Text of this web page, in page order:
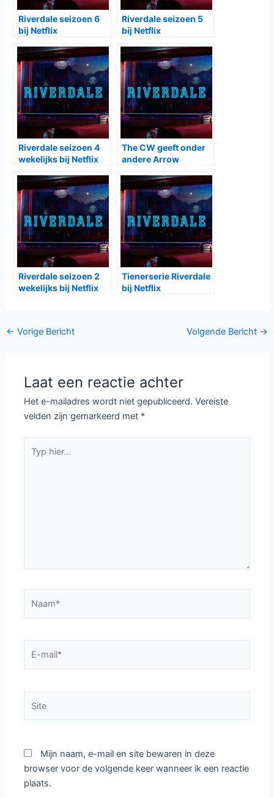
Riverdale seizoen 6
bij Netflix
Riverdale seizoen 5
bij Netflix
Riverdale seizoen 4
wekelijks bij Netflix
The CW geeft onder
andere Arrow
seizoen 3
Riverdale seizoen 2
wekelijks bij Netflix
Tienerserie Riverdale
bij Netflix
Bericht
← Vorige Bericht Volgende Bericht →
Laat een reactie achter
Het e-mailadres wordt niet gepubliceerd. Vereiste
velden zijn gemarkeerd met *
hier...
mail*
Mijn naam, e-mail en site bewaren in deze
browser voor de volgende keer wanneer ik een reactie
plaats.